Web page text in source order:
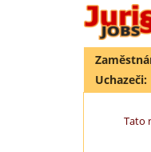
Uchazeči:
Tato